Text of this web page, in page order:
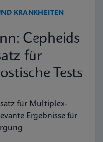
KRANKHEITEN
Cepheids
für
Tests
für Multiplex-
Ergebnisse für